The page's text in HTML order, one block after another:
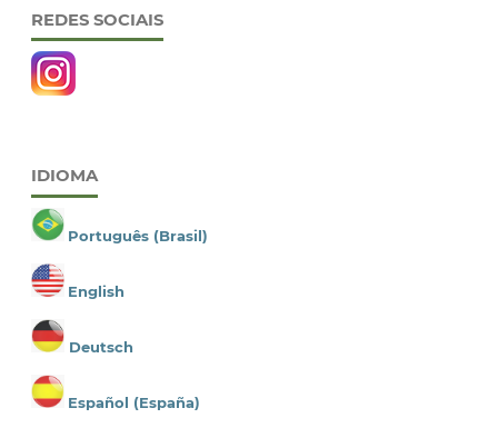
REDES SOCIAIS
IDIOMA
Português (Brasil)
English
Deutsch
Español (España)